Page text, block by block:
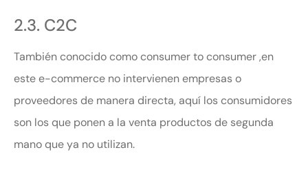
2.3. C2C
También conocido como consumer to consumer ,en
este e-commerce no intervienen empresas o
proveedores de manera directa, aquí los consumidores
son los que ponen a la venta productos de segunda
mano que ya no utilizan.